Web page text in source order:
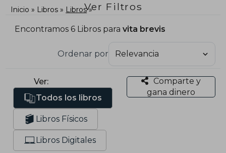
Ver Filtros
Inicio Libros Libros
Encontramos 6 Libros paravita brevis
Ordenar por
Ver:
Todos los libros
Libros Físicos
Libros Digitales
Comparte y
gana dinero